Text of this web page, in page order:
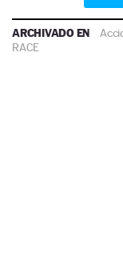
ARCHIVADO EN
RACE